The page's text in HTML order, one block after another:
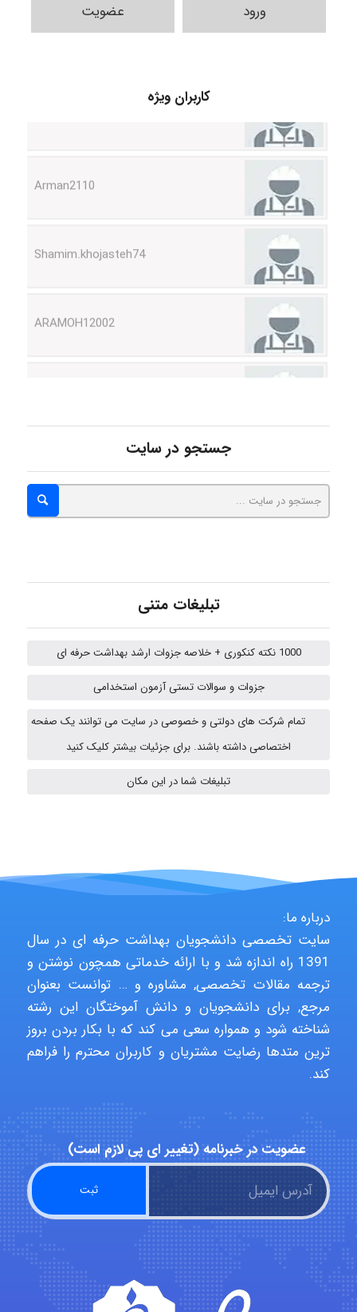
ورود عضویت
کاربران ویژه
monakh
Rtk2099
ABOALFZAL ZAREI
ARAMOH12002
Hagar
monakh
Rtk2099
Arshiaaihsra
جستجو در سایت
تبلیغات متنی
1000 نکته کنکوری + خلاصه جزوات ارشد بهداشت حرفه ای
جزوات و سوالات تستی آزمون استخدامی
تمام شرکت های دولتی و خصوصی در سایت می توانند یک صفحه
اختصاصی داشته باشند. برای جزئیات بیشتر کلیک کنید
تبلیغات شما در این مکان
درباره ما:
سایت تخصصی دانشجویان بهداشت حرفه ای در سال
1391 راه اندازه شد و با ارائه خدماتی همچون نوشتن و
ترجمه مقالات تخصصی, مشاوره و … توانست بعنوان
مرجع, برای دانشجویان و دانش آموختگان این رشته
شناخته شود و همواره سعی می کند که با بکار بردن بروز
ترین متدها رضایت مشتریان و کاربران محترم را فراهم
کند.
عضویت در خبرنامه (تغییر ای پی لازم است)